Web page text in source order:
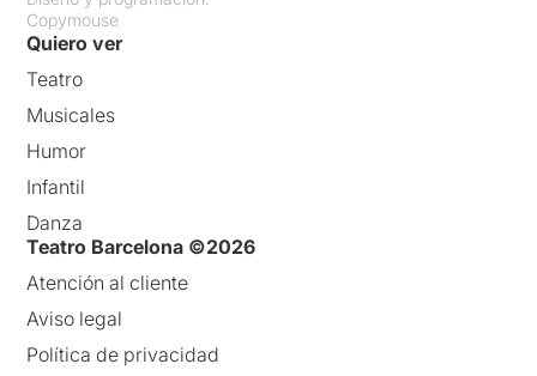
Copymouse
Quiero ver
Teatro
Musicales
Humor
Infantil
Danza
Teatro Barcelona ©2026
Atención al cliente
Aviso legal
Política de privacidad